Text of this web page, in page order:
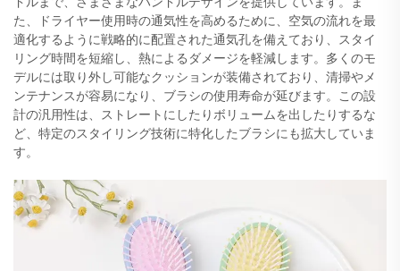
た、ドライヤー使用時の通気性を高めるために、空気の流れを最
適化するように戦略的に配置された通気孔を備えており、スタイ
リング時間を短縮し、熱によるダメージを軽減します。多くのモ
デルには取り外し可能なクッションが装備されており、清掃やメ
ンテナンスが容易になり、ブラシの使用寿命が延びます。この設
計の汎用性は、ストレートにしたりボリュームを出したりするな
ど、特定のスタイリング技術に特化したブラシにも拡大していま
す。